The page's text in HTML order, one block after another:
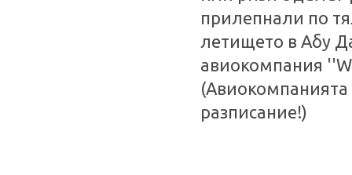
прилепнали по
летището в Абу
авиокомпания
(Авиокомпанията
разписание!)